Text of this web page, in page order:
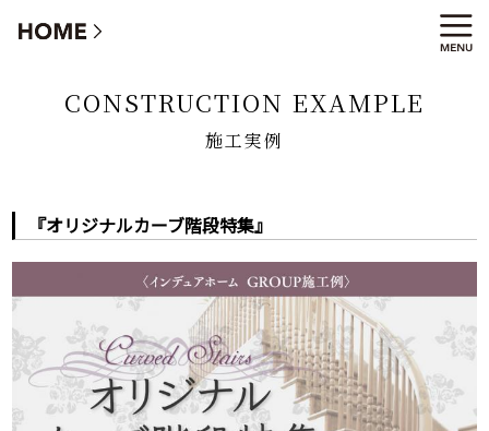
施工実例
CONSTRUCTION EXAMPLE
施工実例
『オリジナルカーブ階段特集』